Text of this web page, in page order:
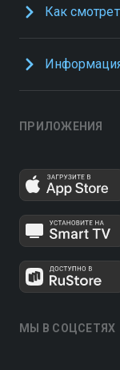
Как
ПРИЛОЖЕНИЯ
МЫ В СОЦСЕТЯХ